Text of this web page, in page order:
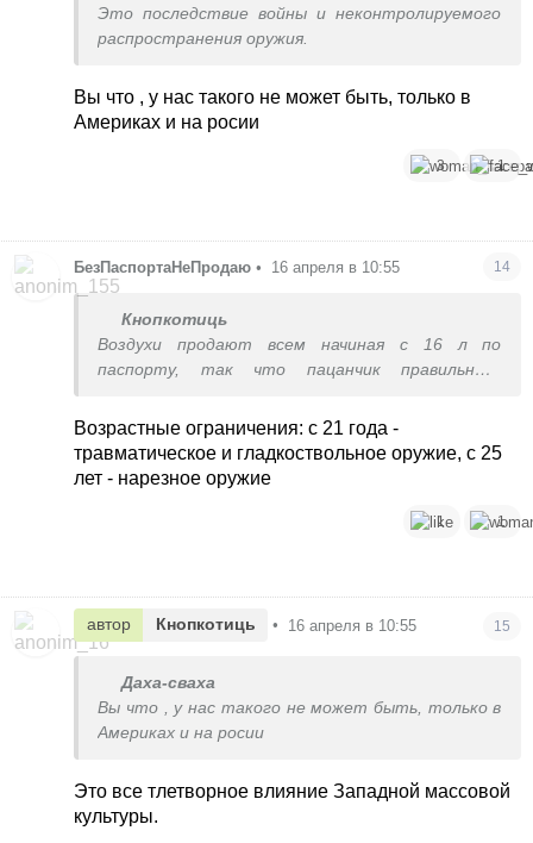
Это последствие войны и неконтролируемого
распространения оружия.
Вы что , у нас такого не может быть, только в
Америках и на росии
3 1
БезПаспортаНеПродаю • 16 апреля в 10:55 14
Кнопкотиць
Воздухи продают всем начиная с 16 л по
паспорту, так что пацанчик правильный,
Возрастные ограничения: с 21 года -
травматическое и гладкоствольное оружие, с 25
лет - нарезное оружие
1 1
автор Кнопкотиць • 16 апреля в 10:55 15
Даха-сваха
Вы что , у нас такого не может быть, только в
Америках и на росии
Это все тлетворное влияние Западной массовой
культуры.